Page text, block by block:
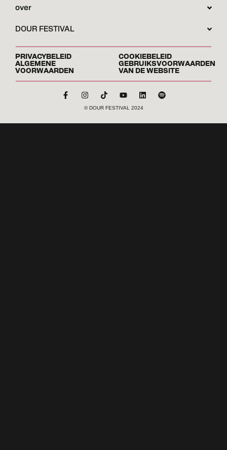
over
DOUR FESTIVAL
PRIVACYBELEID
ALGEMENE
VOORWAARDEN
COOKIEBELEID
GEBRUIKSVOORWAARDEN
VAN DE WEBSITE
© DOUR FESTIVAL 2024